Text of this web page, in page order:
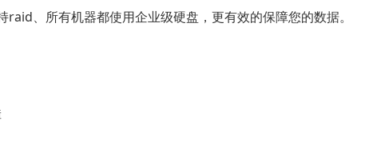
、所有机器都使用企业级硬盘，更有效的保障您的数据。